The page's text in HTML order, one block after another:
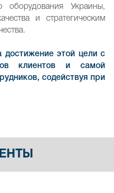
оборудования Украины,
и стратегическим
этой цели с
клиентов и самой
содействуя при